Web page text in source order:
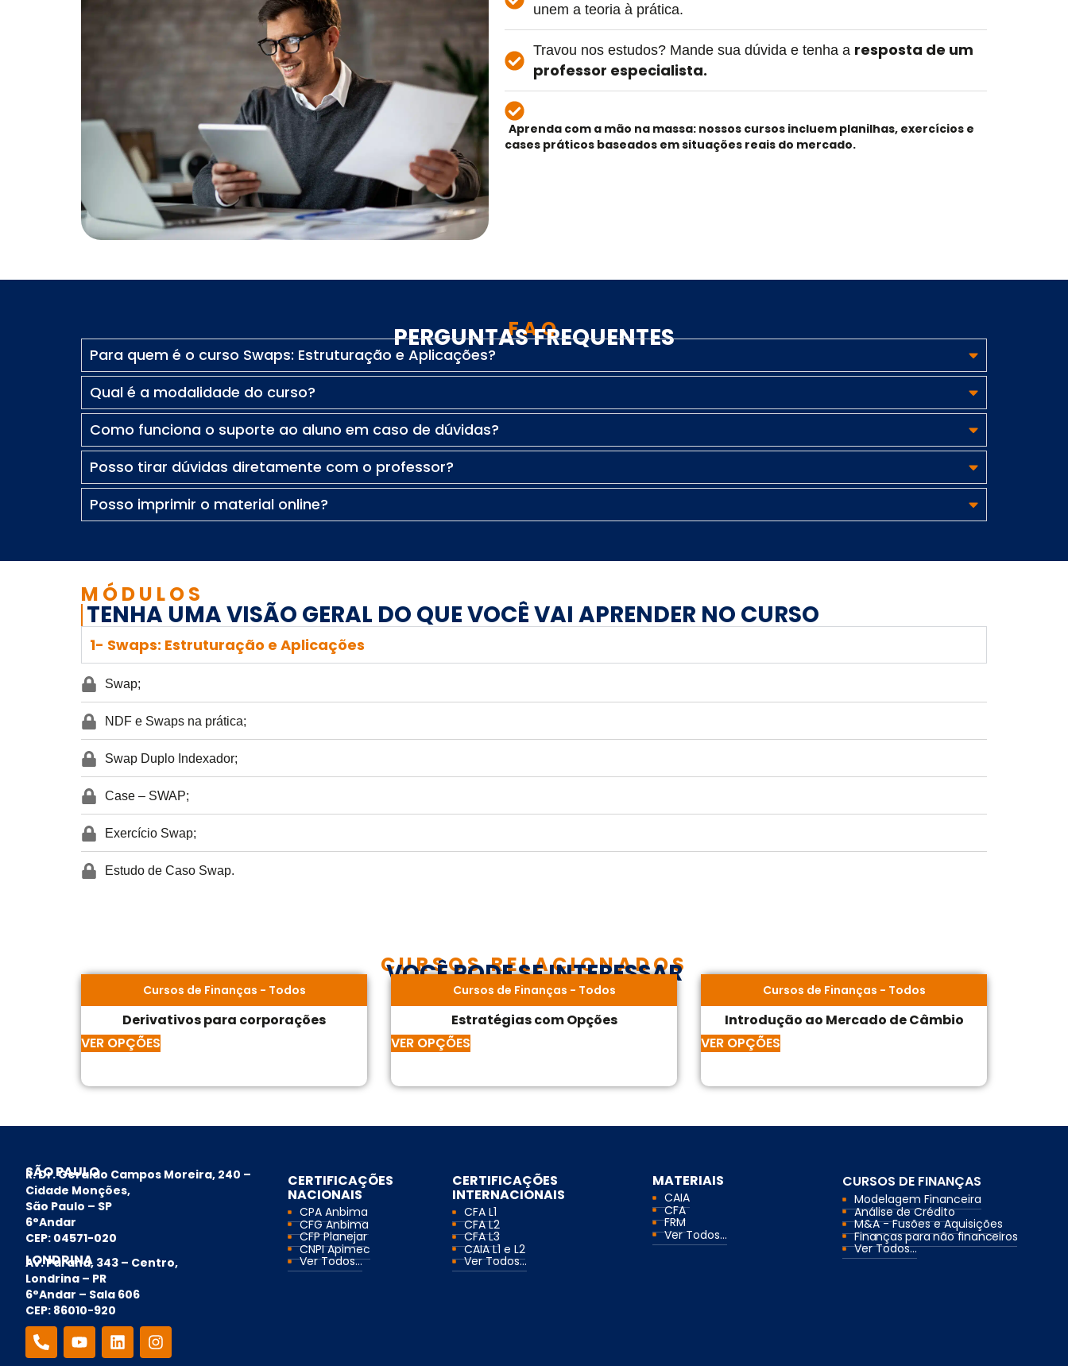
unem a teoria à prática.
Travou nos estudos? Mande sua dúvida e tenha a resposta de um
professor especialista.
Aprenda com a mão na massa: nossos cursos incluem planilhas, exercícios e
cases práticos baseados em situações reais do mercado.
FAQ
PERGUNTAS FREQUENTES
Para quem é o curso Swaps: Estruturação e Aplicações?
Qual é a modalidade do curso?
Como funciona o suporte ao aluno em caso de dúvidas?
Posso tirar dúvidas diretamente com o professor?
Posso imprimir o material online?
MÓDULOS
TENHA UMA VISÃO GERAL DO QUE VOCÊ VAI APRENDER NO CURSO
1- Swaps: Estruturação e Aplicações
Swap;
NDF e Swaps na prática;
Swap Duplo Indexador;
Case – SWAP;
Exercício Swap;
Estudo de Caso Swap.
CURSOS RELACIONADOS
VOCÊ PODE SE INTERESSAR
Cursos de Finanças - Todos
Derivativos para corporações
VER OPÇÕES
Cursos de Finanças - Todos
Estratégias com Opções
VER OPÇÕES
Cursos de Finanças - Todos
Introdução ao Mercado de Câmbio
VER OPÇÕES
SÃO PAULO
R. Dr. Geraldo Campos Moreira, 240 –
Cidade Monções,
São Paulo – SP
6°Andar
CEP: 04571-020
LONDRINA
Av. Paraná, 343 – Centro,
Londrina – PR
6°Andar – Sala 606
CEP: 86010-920
CERTIFICAÇÕES
NACIONAIS
CPA Anbima
CFG Anbima
CFP Planejar
CNPI Apimec
Ver Todos...
CERTIFICAÇÕES
INTERNACIONAIS
CFA L1
CFA L2
CFA L3
CAIA L1 e L2
Ver Todos...
MATERIAIS
CAIA
CFA
FRM
Ver Todos...
CURSOS DE FINANÇAS
Modelagem Financeira
Análise de Crédito
M&A - Fusões e Aquisições
Finanças para não financeiros
Ver Todos...